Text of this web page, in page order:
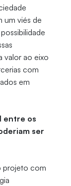
um viés de
valor ao eixo
com
em
entre os
ser
projeto com